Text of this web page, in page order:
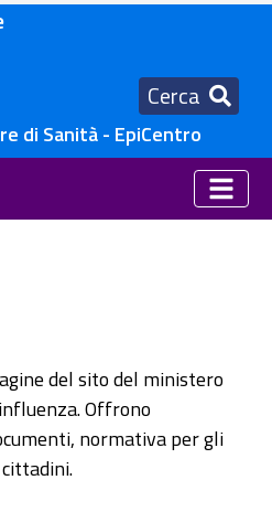
Cerca
di Sanità - EpiCentro
del sito del ministero
Offrono
normativa per gli